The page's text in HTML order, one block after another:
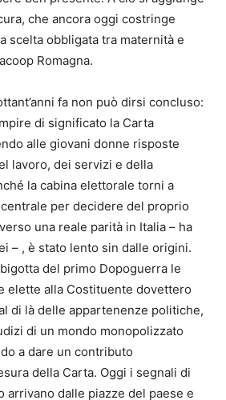
che ancora oggi costringe
scelta obbligata tra maternità e
Romagna.
fa non può dirsi concluso:
di significato la Carta
alle giovani donne risposte
lavoro, dei servizi e della
la cabina elettorale torni a
per decidere del proprio
una reale parità in Italia – ha
– , è stato lento sin dalle origini.
del primo Dopoguerra le
elette alla Costituente dovettero
di là delle appartenenze politiche,
di un mondo monopolizzato
a dare un contributo
della Carta. Oggi i segnali di
arrivano dalle piazze del paese e